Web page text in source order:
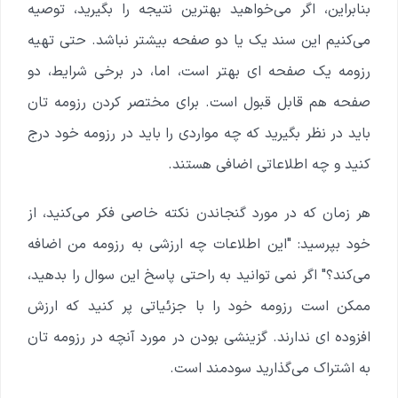
بنابراین، اگر می‌خواهید بهترین نتیجه را بگیرید، توصیه
می‌کنیم این سند یک یا دو صفحه بیشتر نباشد. حتی تهیه
رزومه یک صفحه ای بهتر است، اما، در برخی شرایط، دو
صفحه هم قابل قبول است. برای مختصر کردن رزومه تان
باید در نظر بگیرید که چه مواردی را باید در رزومه خود درج
کنید و چه اطلاعاتی اضافی هستند.
هر زمان که در مورد گنجاندن نکته خاصی فکر می‌کنید، از
خود بپرسید: "این اطلاعات چه ارزشی به رزومه من اضافه
می‌کند؟" اگر نمی توانید به راحتی پاسخ این سوال را بدهید،
ممکن است رزومه خود را با جزئیاتی پر کنید که ارزش
افزوده ای ندارند. گزینشی بودن در مورد آنچه در رزومه تان
به اشتراک می‌گذارید سودمند است.